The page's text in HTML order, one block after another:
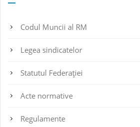
Codul Muncii al RM
Legea sindicatelor
Statutul Federaţiei
Acte normative
Regulamente